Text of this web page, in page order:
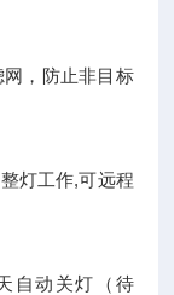
，防止非目标
灯工作,可远程
自动关灯（待